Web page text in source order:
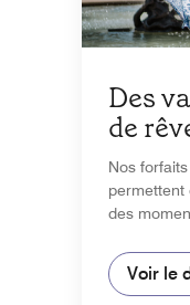
Des
de
Nos
permettent
des
Voir le